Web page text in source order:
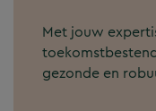
Met jouw
gezonde en